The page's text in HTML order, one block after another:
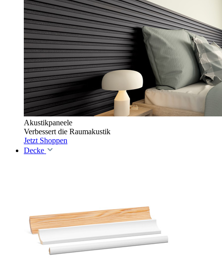
Akustikpaneele
Verbessert die Raumakustik
Jetzt Shoppen
Decke